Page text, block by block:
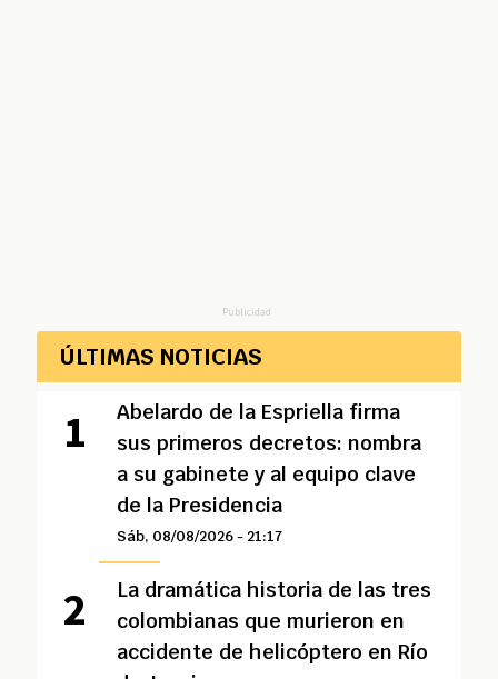
Publicidad
ÚLTIMAS NOTICIAS
Abelardo de la Espriella firma
sus primeros decretos: nombra
a su gabinete y al equipo clave
de la Presidencia
Sáb, 08/08/2026 - 21:17
La dramática historia de las tres
colombianas que murieron en
accidente de helicóptero en Río